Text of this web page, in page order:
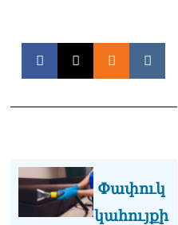
Փափուկ
կահույքի